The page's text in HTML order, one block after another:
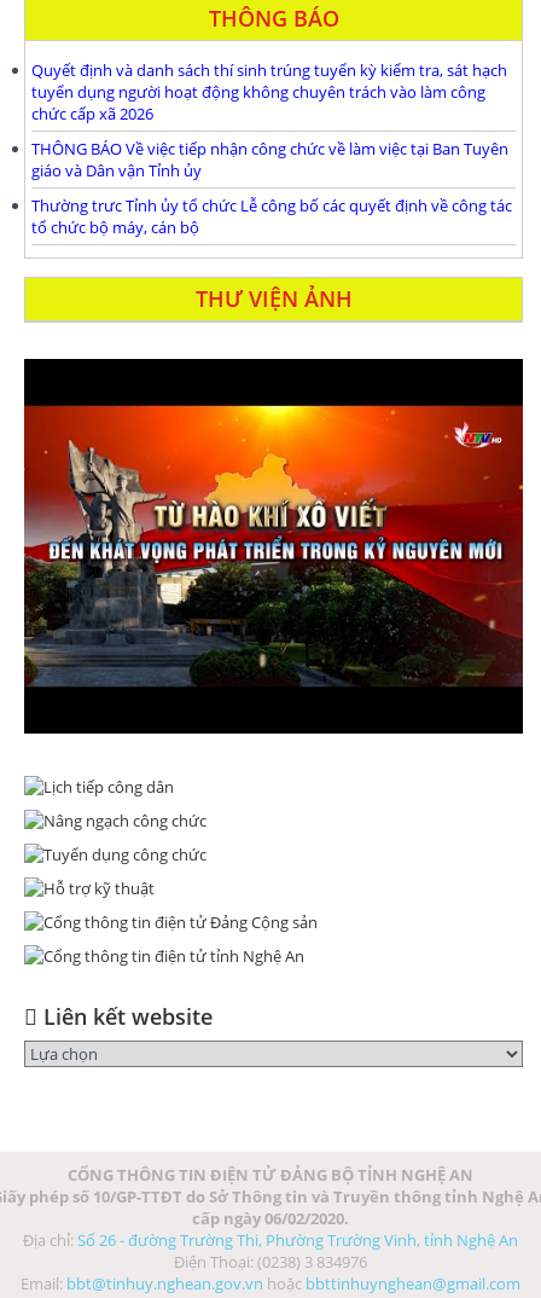
THÔNG BÁO
Quyết định và danh sách thí sinh trúng tuyển kỳ kiểm tra, sát hạch
tuyển dụng người hoạt động không chuyên trách vào làm công
chức cấp xã 2026
THÔNG BÁO Về việc tiếp nhận công chức về làm việc tại Ban Tuyên
giáo và Dân vận Tỉnh ủy
Thường trưc Tỉnh ủy tổ chức Lễ công bố các quyết định về công tác
tổ chức bộ máy, cán bộ
THƯ VIỆN ẢNH
Liên kết website
CỔNG THÔNG TIN ĐIỆN TỬ ĐẢNG BỘ TỈNH NGHỆ AN
phép số 10/GP-TTĐT do Sở Thông tin và Truyền thông tỉnh Nghệ
cấp ngày 06/02/2020.
Địa chỉ: Số 26 - đường Trường Thi, Phường Trường Vinh, tỉnh Nghệ An
Điện Thoại: (0238) 3 834976
Email: bbt@tinhuy.nghean.gov.vn hoặc bbttinhuynghean@gmail.com